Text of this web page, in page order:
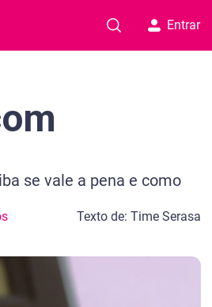
Entrar
se vale a pena e como
Texto de: Time Serasa